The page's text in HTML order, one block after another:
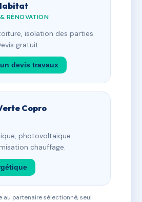
RÉNOVATION
isolation des parties
gratuit.
un devis travaux
Copro
photovoltaïque
chauffage.
au partenaire sélectionné, seul